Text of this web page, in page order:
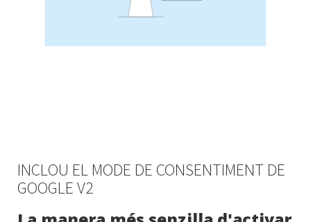
INCLOU EL MODE DE CONSENTIMENT DE
GOOGLE V2